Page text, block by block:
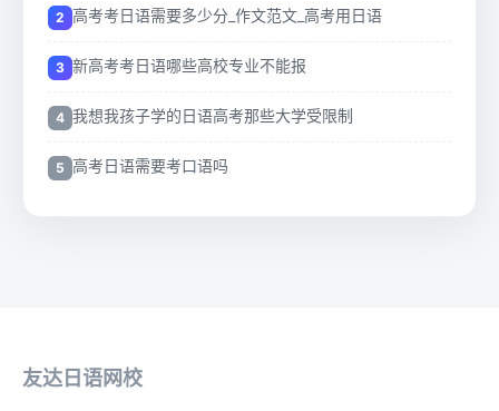
高考考日语需要多少分_作文范文_高考用日语
新高考考日语哪些高校专业不能报
我想我孩子学的日语高考那些大学受限制
高考日语需要考口语吗
友达日语网校